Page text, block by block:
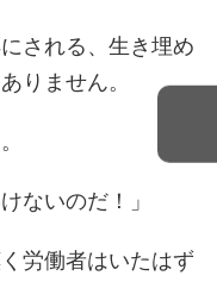
される、生き埋め
りません。
ないのだ！」
労働者はいたはず